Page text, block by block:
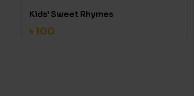
Kids’ Sweet Rhymes
৳ 100